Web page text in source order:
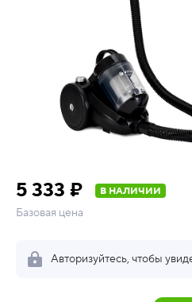
5 333 ₽ В НАЛИЧИИ
Базовая цена
Авторизуйтесь, чтобы